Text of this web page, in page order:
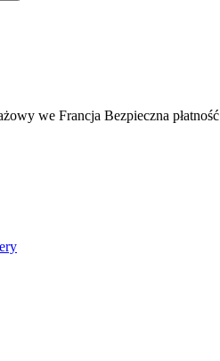
we Francja Bezpieczna płatność